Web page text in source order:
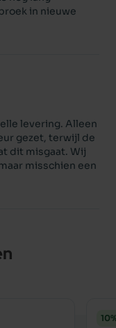
in nieuwe
levering. Alleen
gezet, terwijl de
dit misgaat. Wij
misschien een